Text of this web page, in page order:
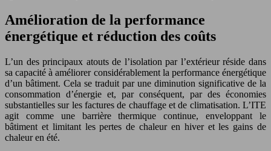
Amélioration de la performance
énergétique et réduction des coûts
L’un des principaux atouts de l’isolation par l’extérieur réside dans
sa capacité à améliorer considérablement la performance énergétique
d’un bâtiment. Cela se traduit par une diminution significative de la
consommation d’énergie et, par conséquent, par des économies
substantielles sur les factures de chauffage et de climatisation. L’ITE
agit comme une barrière thermique continue, enveloppant le
bâtiment et limitant les pertes de chaleur en hiver et les gains de
chaleur en été.